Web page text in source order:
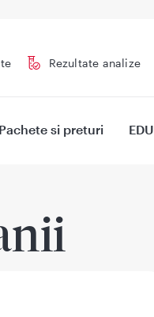
Rezultate analize
Pachete si preturi EDU